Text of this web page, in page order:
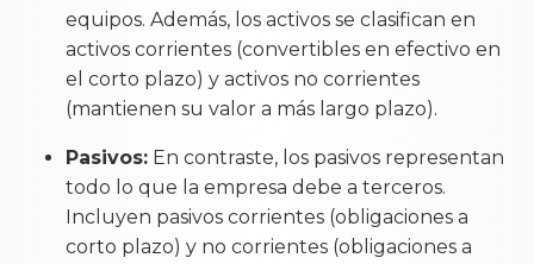
equipos. Además, los activos se clasifican en
activos corrientes (convertibles en efectivo en
el corto plazo) y activos no corrientes
(mantienen su valor a más largo plazo).
Pasivos: En contraste, los pasivos representan
todo lo que la empresa debe a terceros.
Incluyen pasivos corrientes (obligaciones a
corto plazo) y no corrientes (obligaciones a